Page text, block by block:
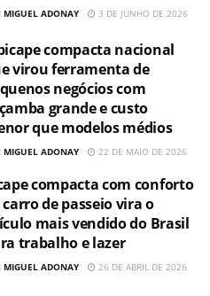
MIGUEL ADONAY 3 DE JUNHO DE 2026
compacta nacional
virou ferramenta de
negócios com
grande e custo
que modelos médios
MIGUEL ADONAY 22 DE MAIO DE 2026
compacta com conforto
carro de passeio vira o
mais vendido do Brasil
trabalho e lazer
MIGUEL ADONAY 26 DE ABRIL DE 2026